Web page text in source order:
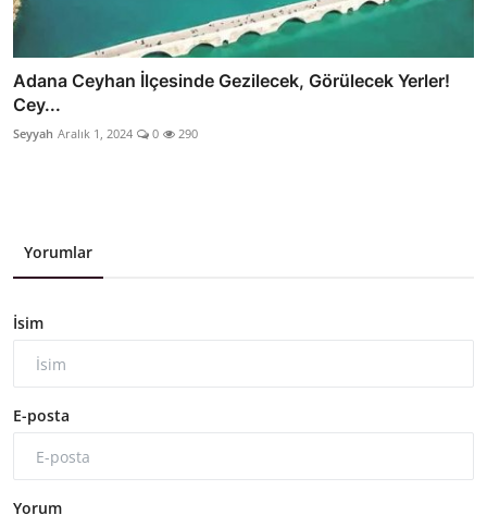
Adana Ceyhan İlçesinde Gezilecek, Görülecek Yerler!
Cey...
Seyyah Aralık 1, 2024 0 290
Yorumlar
İsim
E-posta
Yorum